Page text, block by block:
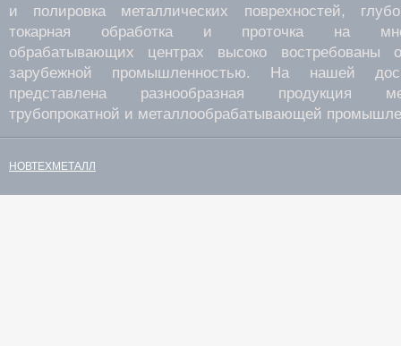
и полировка металлических поврехностей,
токарная обработка и проточка на
обрабатывающих центрах высоко востребованы
зарубежной промышленностью. На нашей
представлена разнообразная продукция
трубопрокатной и металлообрабатывающей
НОВТЕХМЕТАЛЛ